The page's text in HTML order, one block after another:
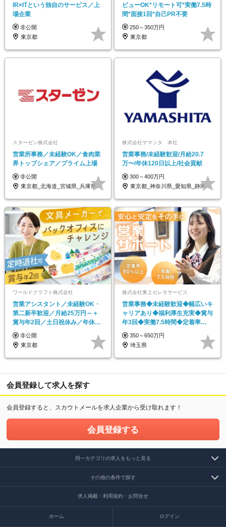
IR×ITという独自のサービス／上
場企業
非公開
東京都
ビューOK*リモート可*実働7.5時
間*面接1回*自己PR不要
250～350万円
東京都
スターゼン株式会社
営業所事務／未経験OK／食肉業
界トップシェア／プライム上場
非公開
東京都_北海道_宮城県_兵庫県_京都府_…
株式会社ヤマシタ 本社
営業事務/未経験歓迎/月給20.7
万〜/年休120日以上/社会貢献
300～400万円
東京都_神奈川県_愛知県_静岡県_和歌山…
ワールドクラフト株式会社
営業アシスタント／未経験OK・
第二新卒歓迎／月給25万円～＋
賞与年2回／土日祝休み／年休
123日／残業少なめ
非公開
東京都
株式会社東上セレモサービス
営業事務◆未経験歓迎◆幅広いキ
ャリアあり◆福利厚生充実◆賞与
年3回◆実働7.5時間◆定着率
90％以上
350～650万円
埼玉県
会員登録して求人を探す
会員登録すると、スカウトメールを求人企業から受け取れます！
会員登録する
同一カテゴリの求人をもっと見る
その他の条件で探す
求人掲載・利用規約・お問合せ
ホーム ログイン